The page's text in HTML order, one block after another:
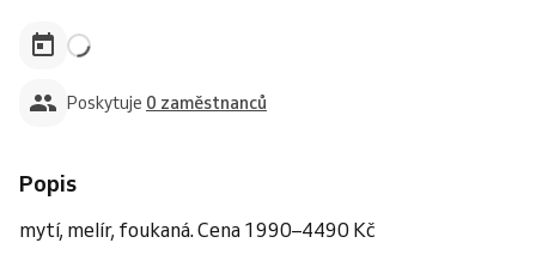
Poskytuje 0 zaměstnanců
Popis
mytí, melír, foukaná. Cena 1990–4490 Kč